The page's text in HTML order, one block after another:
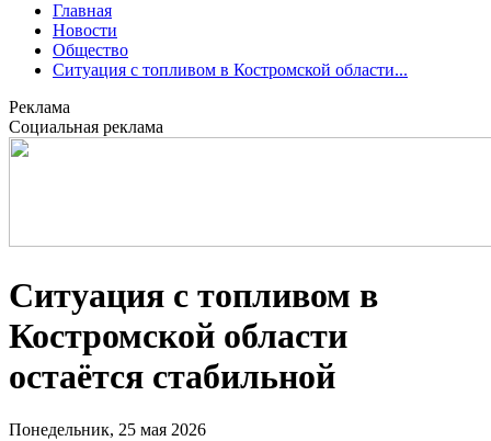
Главная
Новости
Общество
Ситуация с топливом в Костромской области...
Реклама
Социальная реклама
Ситуация с топливом в
Костромской области
остаётся стабильной
Понедельник, 25 мая 2026